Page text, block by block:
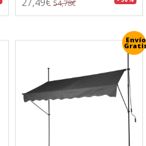
54,78€
Envío